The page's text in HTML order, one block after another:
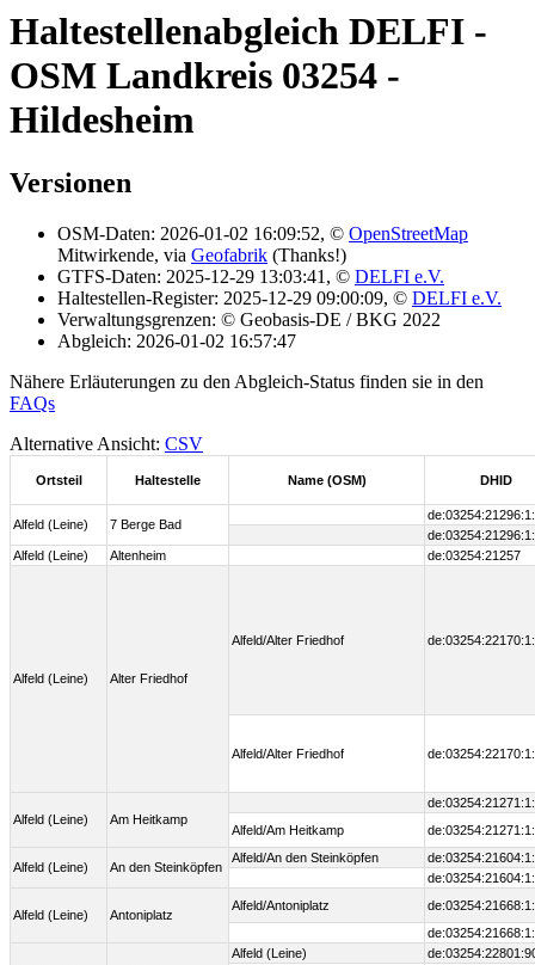
Haltestellenabgleich DELFI -
OSM Landkreis 03254 -
Hildesheim
Versionen
OSM-Daten: 2026-01-02 16:09:52, © OpenStreetMap
Mitwirkende, via Geofabrik (Thanks!)
GTFS-Daten: 2025-12-29 13:03:41, © DELFI e.V.
Haltestellen-Register: 2025-12-29 09:00:09, © DELFI e.V.
Verwaltungsgrenzen: © Geobasis-DE / BKG 2022
Abgleich: 2026-01-02 16:57:47
Nähere Erläuterungen zu den Abgleich-Status finden sie in den
FAQs
Alternative Ansicht: CSV
Ortsteil Haltestelle Name (OSM) DHID
Alfeld (Leine) 7 Berge Bad
Alfeld (Leine)
Altenheim de:03254:21257
Alfeld (Leine) Alter Friedhof
Alfeld/Alter Friedhof
Alfeld/Alter Friedhof
Alfeld (Leine) Am Heitkamp
Alfeld/Am Heitkamp
Alfeld (Leine) An den Steinköpfen
Alfeld/An den Steinköpfen
Alfeld (Leine) Antoniplatz
Alfeld/Antoniplatz
Alfeld (Leine)